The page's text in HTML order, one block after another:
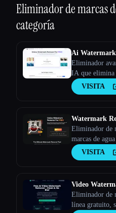
Eliminador de marcas
categoría
Ai
Eliminador
IA que elimina
el texto y los
De uso
VISITA
Watermark
Eliminador de
marcas de
forma gratuita
VISITA
Video
Eliminador de
línea gratuito,